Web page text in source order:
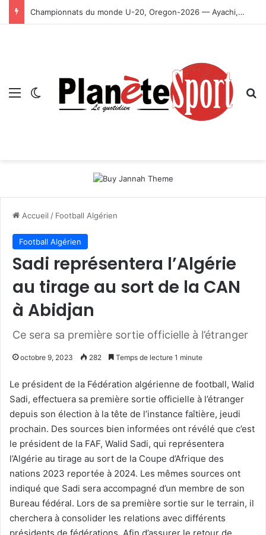
Championnats du monde U-20, Oregon-2026 — Ayachi, Dissa, Touahria et Ghezali en finale
Menu Switch skin
Accueil / Football Algérien
Football Algérien
Sadi représentera l’Algérie
au tirage au sort de la CAN
à Abidjan
Ce sera sa première sortie officielle à l’étranger
octobre 9, 2023 282 Temps de lecture 1 minute
Le président de la Fédération algérienne de football, Walid
Sadi, effectuera sa première sortie officielle à l’étranger
depuis son élection à la tête de l’instance faîtière, jeudi
prochain. Des sources bien informées ont révélé que c’est
le président de la FAF, Walid Sadi, qui représentera
l’Algérie au tirage au sort de la Coupe d’Afrique des
nations 2023 reportée à 2024. Les mêmes sources ont
indiqué que Sadi sera accompagné d’un membre de son
Bureau fédéral. Lors de sa première sortie sur le terrain, il
cherchera à consolider les relations avec différents